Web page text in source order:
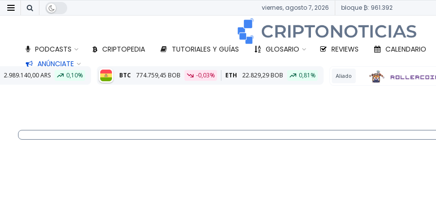
viernes, agosto 7, 2026 bloque ₿: 961.392
PODCASTS CRIPTOPEDIA TUTORIALES Y GUÍAS GLOSARIO REVIEWS CALENDARIO
ANÚNCIATE
BTC 774.759,45 BOB -0,03% ETH 22.829,29 BOB 0,81% Aliado BTC